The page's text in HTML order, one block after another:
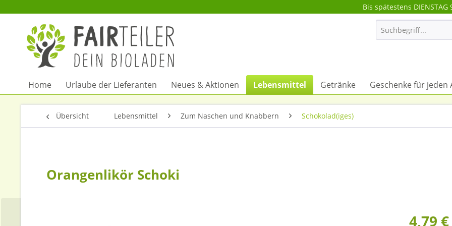
Bis spätestens
Home Urlaube der Lieferanten Neues & Aktionen Lebensmittel Getränke Geschenke für jeden
Übersicht Lebensmittel Zum Naschen und Knabbern Schokolad(iges)
Orangenlikör Schoki
4,79 €